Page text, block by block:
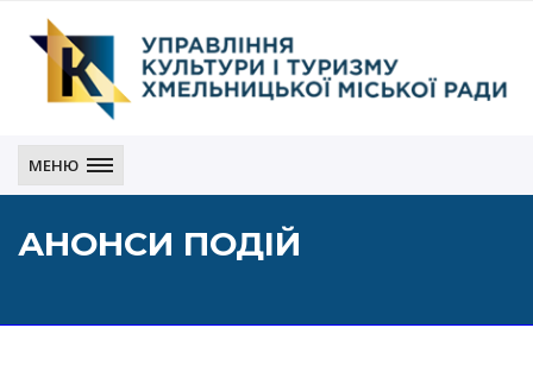
культури
і
Хмельницької
МЕНЮ
АНОНСИ ПОДІЙ